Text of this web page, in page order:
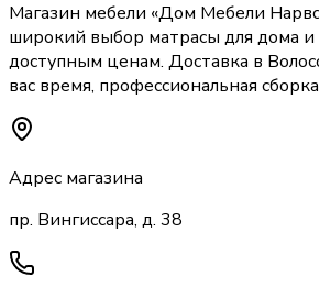
Магазин мебели «Дом Мебели
широкий выбор матрасы для дома
доступным ценам. Доставка в
вас время, профессиональная
Адрес магазина
пр. Вингиссара, д. 38